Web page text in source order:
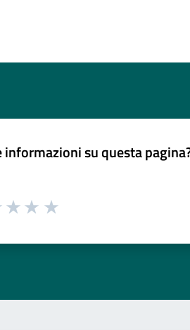
informazioni su questa